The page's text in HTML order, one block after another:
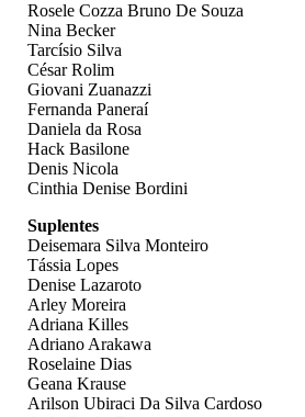
Rosele Cozza Bruno De Souza
Nina Becker
Tarcísio Silva
César Rolim
Giovani Zuanazzi
Fernanda Paneraí
Daniela da Rosa
Hack Basilone
Denis Nicola
Cinthia Denise Bordini
Suplentes
Deisemara Silva Monteiro
Tássia Lopes
Denise Lazaroto
Arley Moreira
Adriana Killes
Adriano Arakawa
Roselaine Dias
Geana Krause
Arilson Ubiraci Da Silva Cardoso